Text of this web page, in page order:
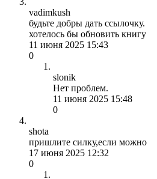
vadimkush
будьте добры дать ссылочку.
хотелось бы обновить книгу
11 июня 2025 15:43
0
slonik
Нет проблем.
11 июня 2025 15:48
0
shota
пришлите силку,если можно
17 июня 2025 12:32
0